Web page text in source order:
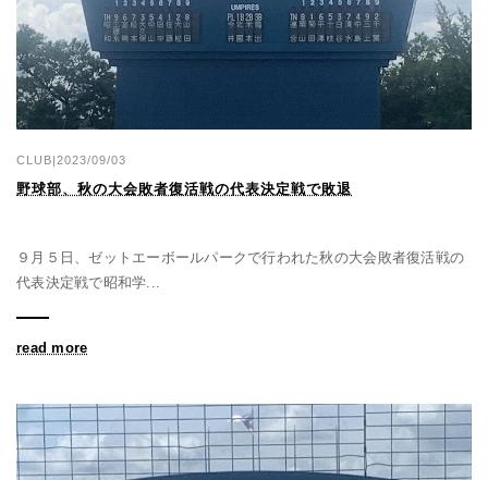
CLUB|2023/09/03
野球部、秋の大会敗者復活戦の代表決定戦で敗退
９月５日、ゼットエーボールパークで行われた秋の大会敗者復活戦の
代表決定戦で昭和学...
read more